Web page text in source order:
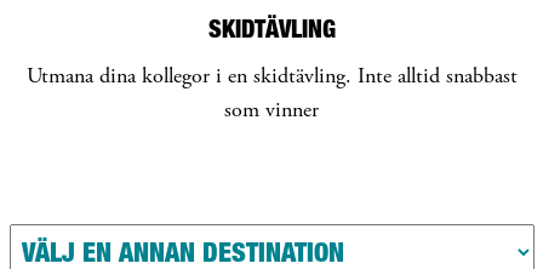
SKIDTÄVLING
Utmana dina kollegor i en skidtävling. Inte alltid snabbast
som vinner